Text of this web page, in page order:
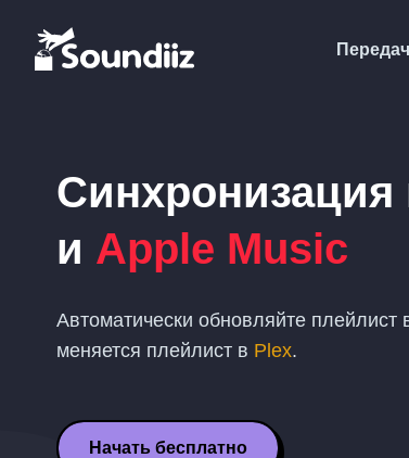
и Apple Music
Автоматически обновляйте плейлист
меняется плейлист в Plex.
Начать бесплатно